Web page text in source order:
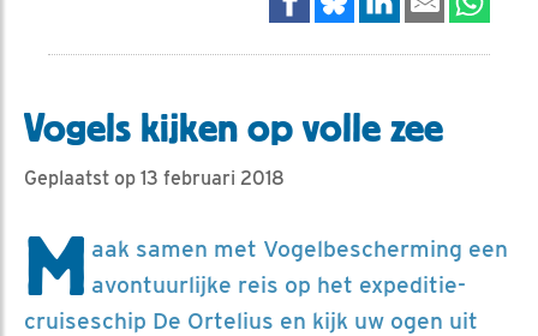
Vogels kijken op volle zee
Geplaatst op 13 februari 2018
M aak samen met Vogelbescherming een
avontuurlijke reis op het expeditie-
cruiseschip De Ortelius en kijk uw ogen uit